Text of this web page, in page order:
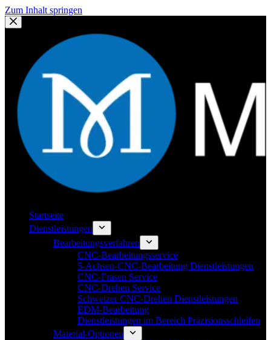
Zum Inhalt springen
Startseite
Dienstleistungen
Bearbeitungsverfahren
CNC-Bearbeitungsservice
5-Achsen-CNC-Bearbeitung Dienstleistungen
CNC-Fräsen Service
CNC-Drehen Service
Schweizer CNC-Drehen Dienstleistungen
EDM-Bearbeitung
Dienstleistungen im Bereich Präzisionsschleifen
Material-Optionen